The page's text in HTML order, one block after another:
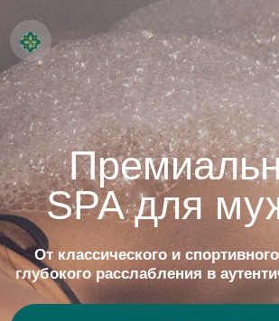
Премиальный
SPA для мужчин
От классического и спортивного массажа до
глубокого расслабления в аутентичном хаммаме
Купить сертификат